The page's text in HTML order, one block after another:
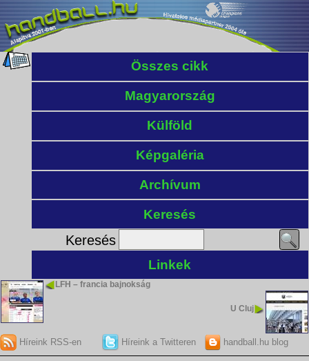
Összes cikk
Magyarország
Külföld
Képgaléria
Archívum
Keresés
Keresés
Linkek
LFH – francia bajnokság
U Cluj
Híreink RSS-en Híreink a Twitteren handball.hu blog